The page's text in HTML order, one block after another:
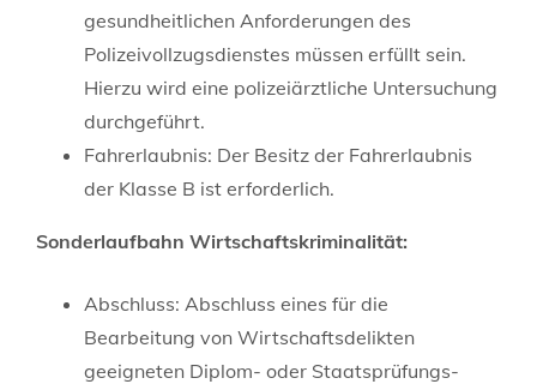
gesundheitlichen Anforderungen des
Polizeivollzugsdienstes müssen erfüllt sein.
Hierzu wird eine polizeiärztliche Untersuchung
durchgeführt.
Fahrerlaubnis: Der Besitz der Fahrerlaubnis
der Klasse B ist erforderlich.
Sonderlaufbahn Wirtschaftskriminalität:
Abschluss: Abschluss eines für die
Bearbeitung von Wirtschaftsdelikten
geeigneten Diplom- oder Staatsprüfungs-